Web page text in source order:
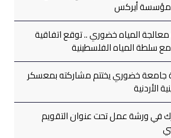
ومؤسسة أيركس
المياه خضوري .. توقع اتفاقية
سلطة المياه الفلسطينية
جامعة خضوري يختتم مشاركته بمعسكر
الأردنية
في ورشة عمل تحت عنوان التقويم